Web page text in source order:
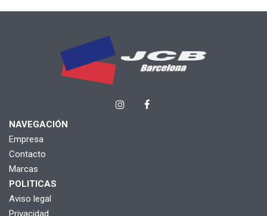
NAVEGACIÓN
Empresa
Contacto
Marcas
POLITICAS
Aviso legal
Privacidad